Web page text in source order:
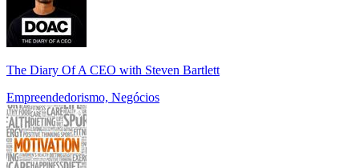
The Diary Of A CEO with Steven Bartlett
Empreendedorismo, Negócios